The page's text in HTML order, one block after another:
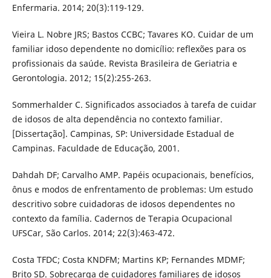
Enfermaria. 2014; 20(3):119-129.
Vieira L. Nobre JRS; Bastos CCBC; Tavares KO. Cuidar de um
familiar idoso dependente no domicílio: reflexões para os
profissionais da saúde. Revista Brasileira de Geriatria e
Gerontologia. 2012; 15(2):255-263.
Sommerhalder C. Significados associados à tarefa de cuidar
de idosos de alta dependência no contexto familiar.
[Dissertação]. Campinas, SP: Universidade Estadual de
Campinas. Faculdade de Educação, 2001.
Dahdah DF; Carvalho AMP. Papéis ocupacionais, benefícios,
ônus e modos de enfrentamento de problemas: Um estudo
descritivo sobre cuidadoras de idosos dependentes no
contexto da família. Cadernos de Terapia Ocupacional
UFSCar, São Carlos. 2014; 22(3):463-472.
Costa TFDC; Costa KNDFM; Martins KP; Fernandes MDMF;
Brito SD. Sobrecarga de cuidadores familiares de idosos